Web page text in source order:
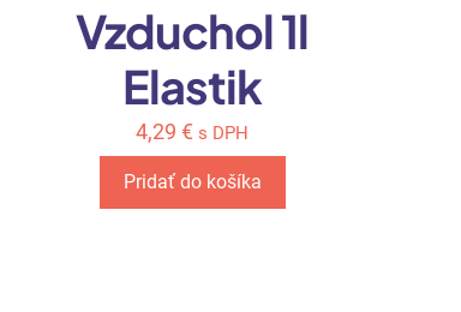
Vzduchol 1l
Elastik
4,29€ s DPH
Pridať do košíka